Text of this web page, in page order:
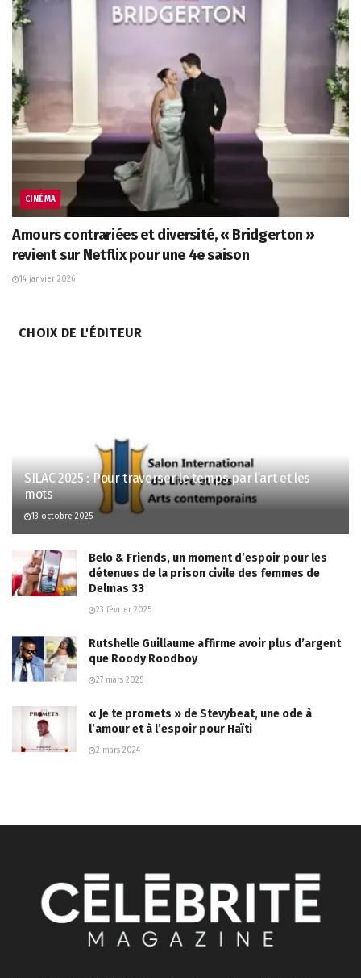
CINÉMA
Amours contrariées et diversité, « Bridgerton »
revient sur Netflix pour une 4e saison
14 janvier 2026
CHOIX DE L'ÉDITEUR
SILAC 2025 : Pour traverser le temps par l’art et les
mots
13 octobre 2025
Belo & Friends, un moment d’espoir pour les
détenues de la prison civile des femmes de
Delmas 33
23 février 2025
Rutshelle Guillaume affirme avoir plus d’argent
que Roody Roodboy
27 mars 2025
« Je te promets » de Stevybeat, une ode à
l’amour et à l’espoir pour Haïti
2 mars 2024